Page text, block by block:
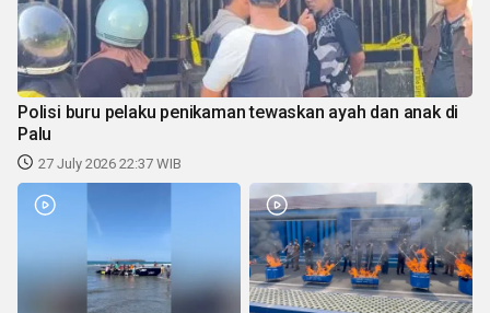
Polisi buru pelaku penikaman tewaskan ayah dan anak di
Palu
27 July 2026 22:37 WIB